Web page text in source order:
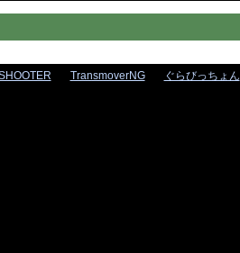
TransmoverNG ぐらびっちょん